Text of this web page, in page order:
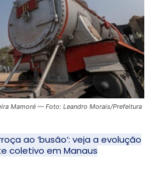
Mamoré — Foto: Leandro Morais/Prefeitura
ao ‘busão’: veja a evolução
coletivo em Manaus